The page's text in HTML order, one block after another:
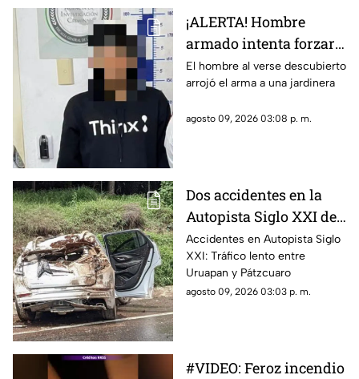
¡ALERTA! Hombre
armado intenta forzar
un domicilio en
Morelia
El hombre al verse descubierto
arrojó el arma a una jardinera
agosto 09, 2026 03:08 p. m.
Dos accidentes en la
Autopista Siglo XXI de
Michoacán
Accidentes en Autopista Siglo
XXI: Tráfico lento entre
Uruapan y Pátzcuaro
agosto 09, 2026 03:03 p. m.
#VIDEO: Feroz incendio